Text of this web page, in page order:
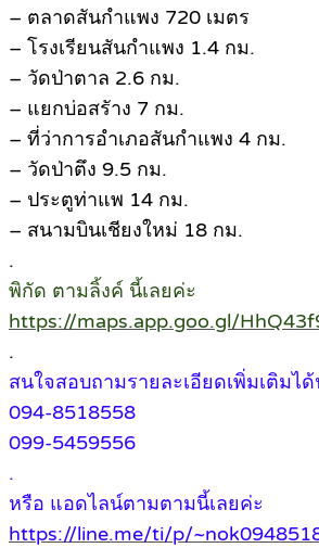
– ตลาดสันกำแพง 720 เมตร
– โรงเรียนสันกำแพง 1.4 กม.
– วัดป่าตาล 2.6 กม.
– แยกบ่อสรัาง 7 กม.
– ที่ว่าการอำเภอสันกำแพง 4 กม.
– วัดป่าตึง 9.5 กม.
– ประตูท่าแพ 14 กม.
– สนามบินเชียงใหม่ 18 กม.
.
พิกัด ตามลิ้งค์ นี้เลยค่ะ
https://maps.app.goo.gl/
.
สนใจสอบถามรายละเอียดเพิ่มเติมไ
094-8518558
099-5459556
.
หรือ แอดไลน์ตามตามนี้เลยค่ะ
https://line.me/ti/p/